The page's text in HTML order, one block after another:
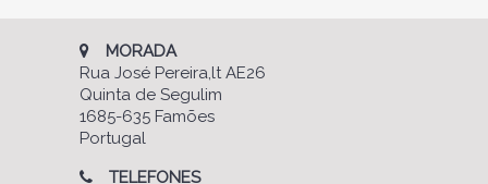
MORADA
Rua José Pereira,lt AE26
Quinta de Segulim
1685-635 Famões
Portugal
TELEFONES